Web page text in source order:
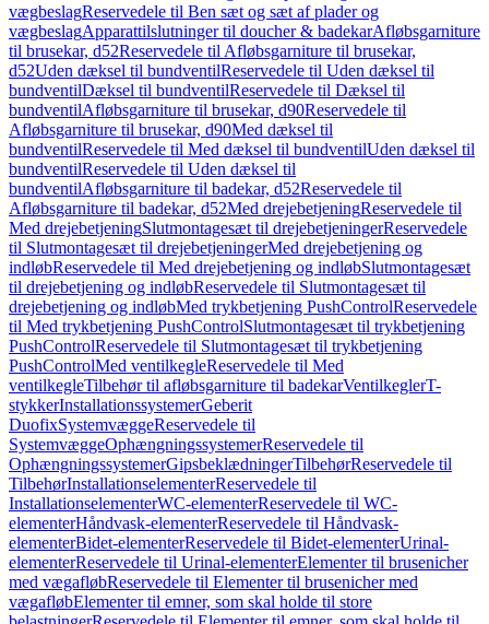
vægbeslagReservedele til Ben sæt og sæt af plader og
vægbeslagApparattilslutninger til doucher & badekarAfløbsgarniture
til brusekar, d52Reservedele til Afløbsgarniture til brusekar,
d52Uden dæksel til bundventilReservedele til Uden dæksel til
bundventilDæksel til bundventilReservedele til Dæksel til
bundventilAfløbsgarniture til brusekar, d90Reservedele til
Afløbsgarniture til brusekar, d90Med dæksel til
bundventilReservedele til Med dæksel til bundventilUden dæksel til
bundventilReservedele til Uden dæksel til
bundventilAfløbsgarniture til badekar, d52Reservedele til
Afløbsgarniture til badekar, d52Med drejebetjeningReservedele til
Med drejebetjeningSlutmontagesæt til drejebetjeningerReservedele
til Slutmontagesæt til drejebetjeningerMed drejebetjening og
indløbReservedele til Med drejebetjening og indløbSlutmontagesæt
til drejebetjening og indløbReservedele til Slutmontagesæt til
drejebetjening og indløbMed trykbetjening PushControlReservedele
til Med trykbetjening PushControlSlutmontagesæt til trykbetjening
PushControlReservedele til Slutmontagesæt til trykbetjening
PushControlMed ventilkegleReservedele til Med
ventilkegleTilbehør til afløbsgarniture til badekarVentilkeglerT-
stykkerInstallationssystemerGeberit
DuofixSystemvæggeReservedele til
SystemvæggeOphængningssystemerReservedele til
OphængningssystemerGipsbeklædningerTilbehørReservedele til
TilbehørInstallationselementerReservedele til
InstallationselementerWC-elementerReservedele til WC-
elementerHåndvask-elementerReservedele til Håndvask-
elementerBidet-elementerReservedele til Bidet-elementerUrinal-
elementerReservedele til Urinal-elementerElementer til brusenicher
med vægafløbReservedele til Elementer til brusenicher med
vægafløbElementer til emner, som skal holde til store